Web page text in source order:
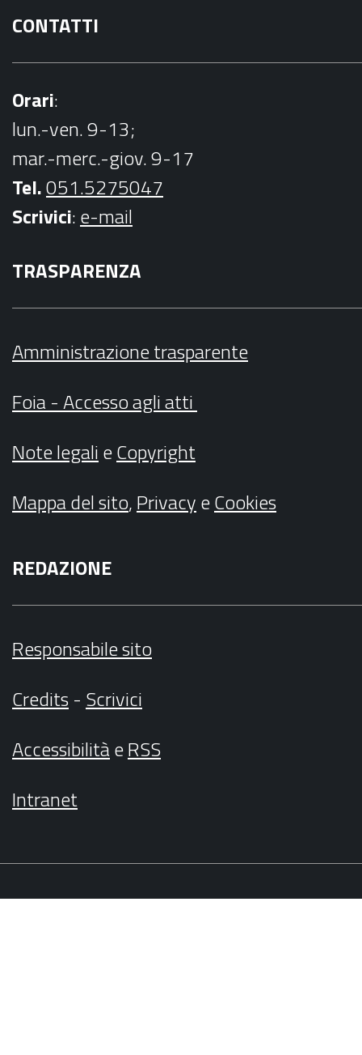
CONTATTI
Orari:
lun.-ven. 9-13;
mar.-merc.-giov. 9-17
Tel.051.5275047
Scrivici:e-mail
TRASPARENZA
Amministrazione trasparente
Foia - Accesso agli atti
Note legalieCopyright
Mappa del sito,PrivacyeCookies
REDAZIONE
Responsabile sito
Credits- Scrivici
AccessibilitàeRSS
Intranet